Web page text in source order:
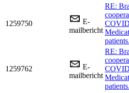
1259750
E-
mailbericht
RE:
patients.
1259762
E-
mailbericht
RE:
patients.